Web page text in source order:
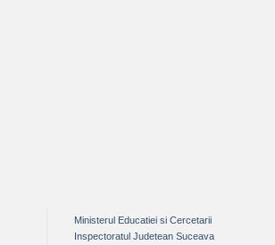
Ministerul Educatiei si Cercetarii
Inspectoratul Judetean Suceava